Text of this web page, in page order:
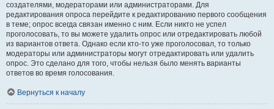
создателями, модераторами или администраторами. Для
редактирования опроса перейдите к редактированию первого сообщения
в теме; опрос всегда связан именно с ним. Если никто не успел
проголосовать, то вы можете удалить опрос или отредактировать любой
из вариантов ответа. Однако если кто-то уже проголосовал, то только
модераторы или администраторы могут отредактировать или удалить
опрос. Это сделано для того, чтобы нельзя было менять варианты
ответов во время голосования.
Вернуться к началу